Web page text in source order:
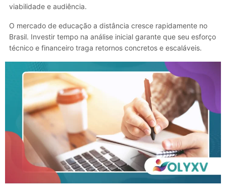
viabilidade e audiência.
O mercado de educação a distância cresce rapidamente no
Brasil. Investir tempo na análise inicial garante que seu esforço
técnico e financeiro traga retornos concretos e escaláveis.